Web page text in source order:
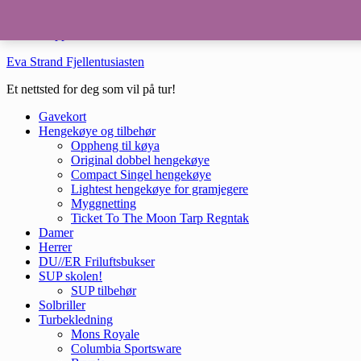
Eva Strand Fjellentusiasten
Et nettsted for deg som vil på tur!
Gavekort
Hengekøye og tilbehør
Oppheng til køya
Original dobbel hengekøye
Compact Singel hengekøye
Lightest hengekøye for gramjegere
Myggnetting
Ticket To The Moon Tarp Regntak
Damer
Herrer
DU//ER Friluftsbukser
SUP skolen!
SUP tilbehør
Solbriller
Turbekledning
Mons Royale
Columbia Sportsware